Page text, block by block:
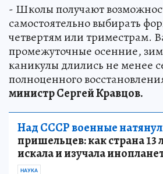
- Школы получают
самостоятельно выбирать
четвертям или триместрам.
промежуточные осенние,
каникулы длились не менее
полноценного
министр Сергей Кравцов.
Над СССР военные
пришельцев: как страна 13
искала и изучала
НАУКА